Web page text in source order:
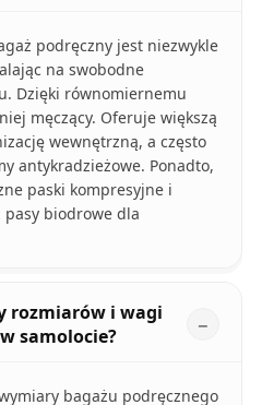
podręczny jest niezwykle
na swobodne
Dzięki równomiernemu
męczący. Oferuje większą
wewnętrzną, a często
antykradzieżowe. Ponadto,
paski kompresyjne i
biodrowe dla
rozmiarów i wagi
samolocie?
bagażu podręcznego